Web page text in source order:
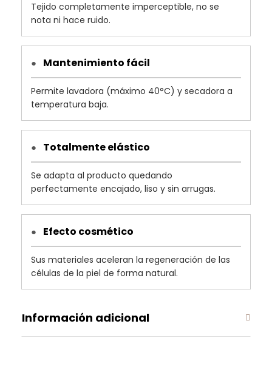
Tejido completamente imperceptible, no se
nota ni hace ruido.
● Mantenimiento fácil
Permite lavadora (máximo 40°C) y secadora a
temperatura baja.
● Totalmente elástico
Se adapta al producto quedando
perfectamente encajado, liso y sin arrugas.
● Efecto cosmético
Sus materiales aceleran la regeneración de las
células de la piel de forma natural.
Información adicional